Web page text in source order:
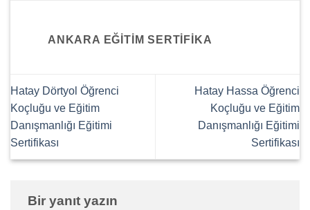
ANKARA EĞITIM SERTIFIKA
Hatay Dörtyol Öğrenci
Koçluğu ve Eğitim
Danışmanlığı Eğitimi
Sertifikası
Hatay Hassa Öğrenci
Koçluğu ve Eğitim
Danışmanlığı Eğitimi
Sertifikası
Bir yanıt yazın